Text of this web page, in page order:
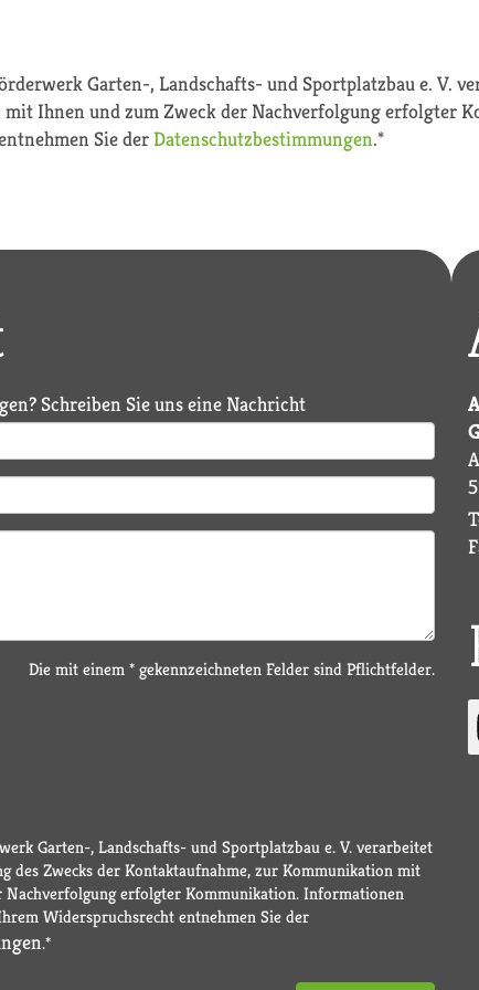
Garten-, Landschafts- und Sportplatzbau e. V.
Ihnen und zum Zweck der Nachverfolgung erfolgter
Sie derDatenschutzbestimmungen.*
Schreiben Sie uns eine Nachricht
Die mit einem * gekennzeichneten Felder sind Pflichtfelder.
Garten-, Landschafts- und Sportplatzbau e. V. verarbeitet
des Zwecks der Kontaktaufnahme, zur Kommunikation mit
Nachverfolgung erfolgter Kommunikation. Informationen
Widerspruchsrecht entnehmen Sie der
.*